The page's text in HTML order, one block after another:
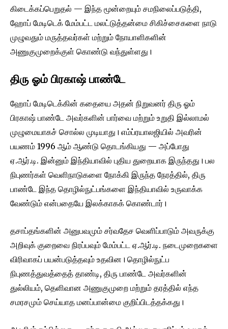
கிடைக்கப்பெறுதல் — இந்த மூன்றையும் சமநிலைப்படுத்தி,
ஹோப் மேடிடெக் மேம்பட்ட மலட்டுத்தன்மை சிகிச்சைகளை நாடு
முழுவதும் மருத்தவர்கள் மற்றும் நோயாளிகளின்
அணுகுமுறைக்குள் கொண்டு வந்துள்ளது।
திரு ஓம் பிரகாஷ் பாண்டே
ஹோப் மேடிடெக்கின் கதையை அதன் நிறுவனர் திரு ஓம்
பிரகாஷ் பாண்டே அவர்களின் பார்வை மற்றும் உறுதி இல்லாமல்
முழுமையாகச் சொல்ல முடியாது। எம்ப்ரயாலஜியில் அவரின்
பயணம் 1996 ஆம் ஆண்டு தொடங்கியது — அப்போது
ஏ.ஆர்.டி. இன்னும் இந்தியாவில் புதிய துறையாக இருந்தது। பல
நிபுணர்கள் வெளிநாடுகளை நோக்கி இருந்த நேரத்தில், திரு
பாண்டே இந்த தொழில்நுட்பங்களை இந்தியாவில் உருவாக்க
வேண்டும் என்பதையே இலக்காகக் கொண்டார்।
தசாப்தங்களின் அனுபவமும் சர்வதேச வெளிப்பாடும் அவருக்கு
அறிவுக் குறைவை நிரப்பவும் மேம்பட்ட ஏ.ஆர்.டி. நடைமுறைகளை
விரிவாகப் பயன்படுத்தவும் உதவின। தொழில்நுட்ப
நிபுணத்துவத்தைத் தாண்டி, திரு பாண்டே அவர்களின்
துல்லியம், தெளிவான அணுகுமுறை மற்றும் தரத்தில் எந்த
சமரசமும் செய்யாத மனப்பான்மை குறிப்பிடத்தக்கது।